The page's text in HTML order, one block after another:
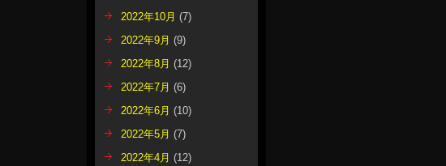
2022年10月 (7)
2022年9月 (9)
2022年8月 (12)
2022年7月 (6)
2022年6月 (10)
2022年5月 (7)
2022年4月 (12)